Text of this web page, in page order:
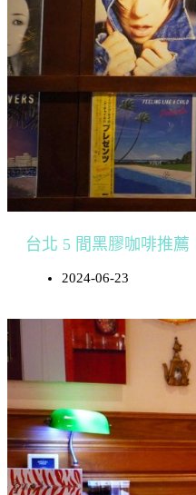
台北 5 間黑膠咖啡推薦
2024-06-23